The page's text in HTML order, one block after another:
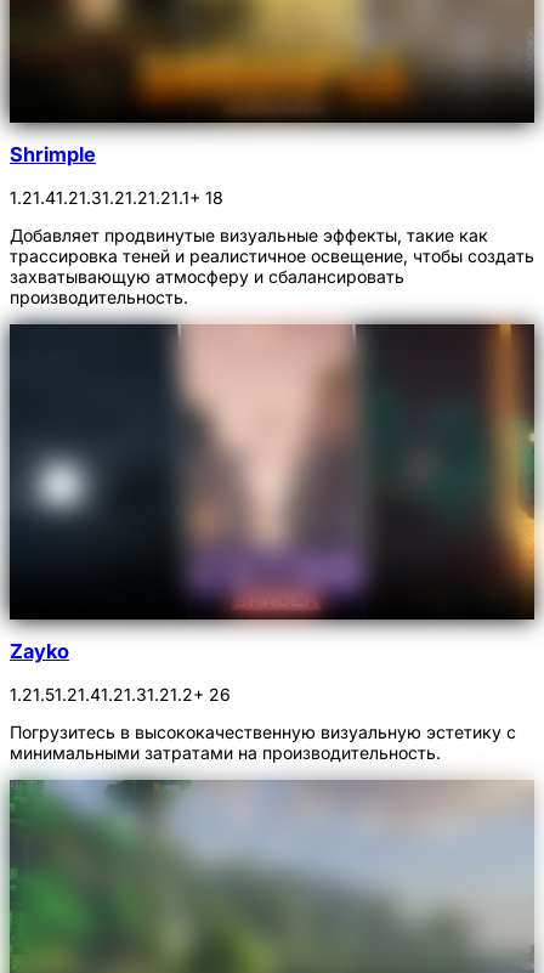
Shrimple
1.21.41.21.31.21.21.21.1+ 18
Добавляет продвинутые визуальные эффекты, такие как
трассировка теней и реалистичное освещение, чтобы создать
захватывающую атмосферу и сбалансировать
производительность.
Zayko
1.21.51.21.41.21.31.21.2+ 26
Погрузитесь в высококачественную визуальную эстетику с
минимальными затратами на производительность.